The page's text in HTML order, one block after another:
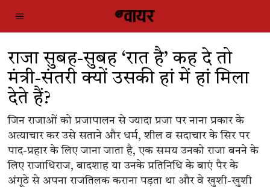
राजा सुबह-सुबह ‘रात है’ कह दे तो
मंत्री-संतरी क्यों उसकी हां में हां मिला
देते हैं?
जिन राजाओं को प्रजापालन से ज्यादा प्रजा पर नाना प्रकार के
अत्याचार कर उसे सताने और धर्म, शील व सदाचार के सिर पर
पाद-प्रहार के लिए जाना जाता है, एक समय उनको राजा बनने के
लिए राजाधिराज, बादशाह या उनके प्रतिनिधि के बाएं पैर के
अंगूठे से अपना राजतिलक कराना पड़ता था और वे खुशी-खुशी